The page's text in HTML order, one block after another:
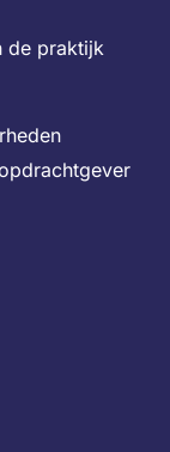
de praktijk